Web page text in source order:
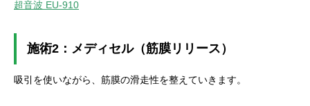
超音波 EU-910
施術2：メディセル（筋膜リリース）
吸引を使いながら、筋膜の滑走性を整えていきます。